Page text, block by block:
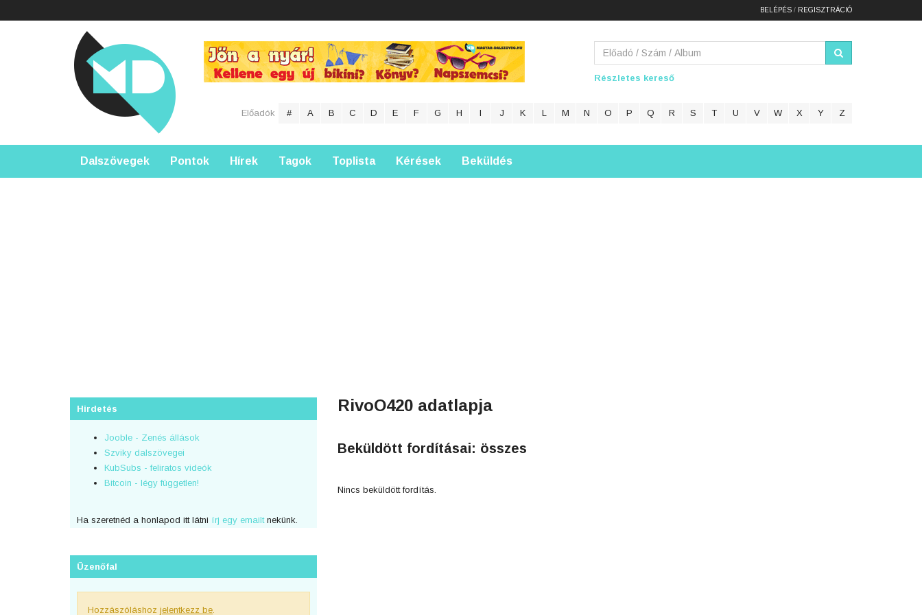
BELÉPÉS / REGISZTRÁCIÓ
Részletes kereső
Előadók # A B C D E F G H I J K L M N O P Q R S T U V W X Y Z
Dalszövegek Pontok Hírek Tagok Toplista Kérések Beküldés
Hirdetés
Jooble - Zenés állások
Szviky dalszövegei
KubSubs - feliratos videók
Bitcoin - légy független!
Ha szeretnéd a honlapod itt látni írj egy emailtnekünk.
Üzenőfal
Hozzászóláshoz jelentkezz be.
RivoO420 adatlapja
Beküldött fordításai: összes
Nincs beküldött fordítás.